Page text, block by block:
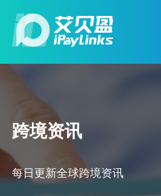
跨境资讯
每日更新全球跨境资讯